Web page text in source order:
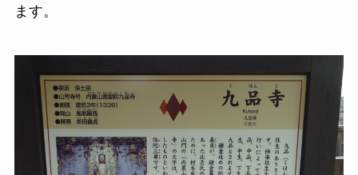
ます。